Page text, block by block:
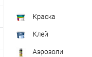
Краска
Клей
Аэрозоли